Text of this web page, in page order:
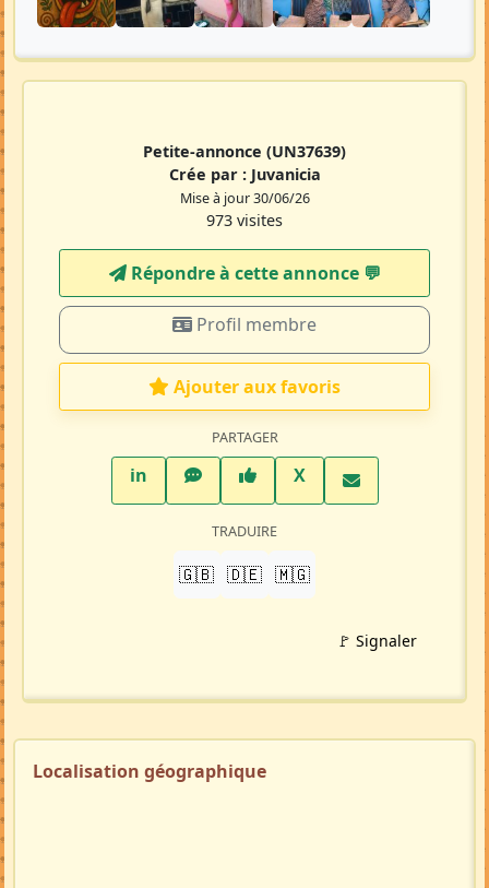
Petite-annonce (UN37639)
Crée par : Juvanicia
Mise à jour 30/06/26
973 visites
Répondre à cette annonce 💬​
Profil membre
Ajouter aux favoris
PARTAGER
inLinkedInWhatsAppFacebook
XTwitter X
TRADUIRE
🇬🇧 🇩🇪 🇲🇬
🚩 Signaler
Localisation géographique